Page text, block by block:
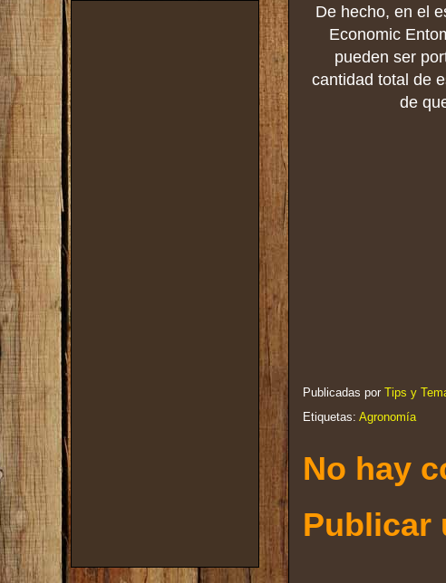
De hecho, en el
Economic
pueden ser
cantidad total de
de
Publicadas por Tips y
Etiquetas: Agronomía
No hay
Publicar